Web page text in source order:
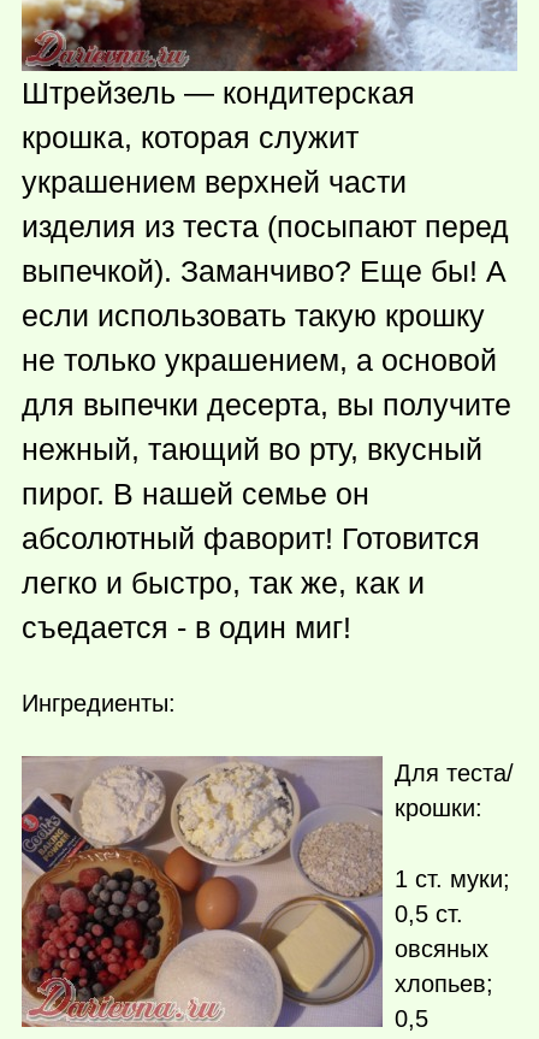
Штрейзель — кондитерская
крошка, которая служит
украшением верхней части
изделия из теста (посыпают перед
выпечкой). Заманчиво? Еще бы! А
если использовать такую крошку
не только украшением, а основой
для выпечки десерта, вы получите
нежный, тающий во рту, вкусный
пирог. В нашей семье он
абсолютный фаворит! Готовится
легко и быстро, так же, как и
съедается - в один миг!
Ингредиенты:
Для теста/
крошки:
1 ст. муки;
0,5 ст.
овсяных
хлопьев;
0,5